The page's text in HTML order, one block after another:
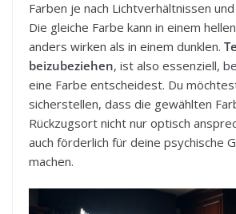
Farben je nach Lichtverhältnissen
Die gleiche Farbe kann in einem
anders wirken als in einem dunklen.
beizubeziehen, ist also essenziell,
eine Farbe entscheidest. Du
sicherstellen, dass die gewählten
Rückzugsort nicht nur optisch
auch förderlich für deine psychische
machen.